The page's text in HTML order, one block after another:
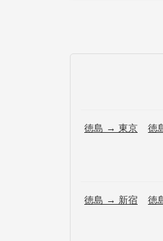
徳島 → 東京 徳
徳島 → 新宿 徳